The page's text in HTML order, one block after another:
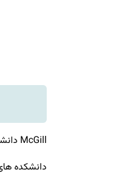
McGill دانشگاهی جامع است و در 10 دانشکده مختلف، رشته‌های زیادی ارائه میکند.
دانشکده‌